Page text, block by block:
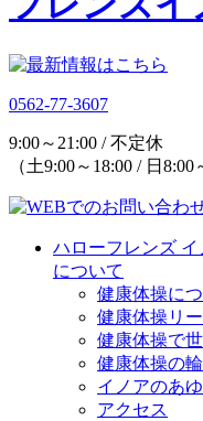
0562-77-3607
9:00～21:00 / 不定休
（土9:00～18:00 / 日8:00
ハローフレンズ イ
について
健康体操に
健康体操リ
健康体操で
健康体操の輪
イノアのあ
アクセス